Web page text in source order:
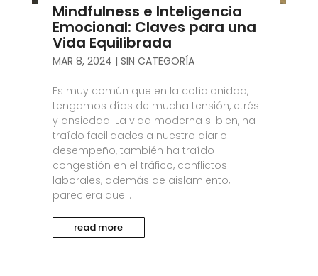
Mindfulness e Inteligencia
Emocional: Claves para una
Vida Equilibrada
MAR 8, 2024 | SIN CATEGORÍA
Es muy común que en la cotidianidad,
tengamos días de mucha tensión, etrés
y ansiedad. La vida moderna si bien, ha
traído facilidades a nuestro diario
desempeño, también ha traído
congestión en el tráfico, conflictos
laborales, además de aislamiento,
pareciera que...
read more